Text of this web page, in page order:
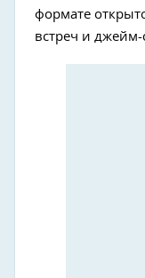
формате
встреч и джейм-